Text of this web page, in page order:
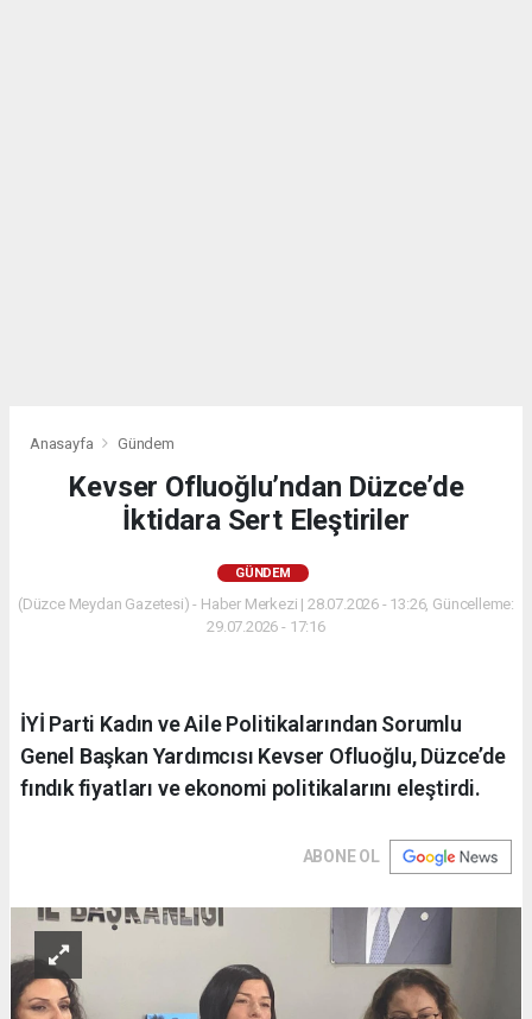
Anasayfa Gündem
Kevser Ofluoğlu’ndan Düzce’de
İktidara Sert Eleştiriler
GÜNDEM
(Düzce Meydan Gazetesi) - Haber Merkezi | 28.07.2026 - 13:26, Güncelleme:
29.07.2026 - 17:16
İYİ Parti Kadın ve Aile Politikalarından Sorumlu
Genel Başkan Yardımcısı Kevser Ofluoğlu, Düzce’de
fındık fiyatları ve ekonomi politikalarını eleştirdi.
ABONE OL